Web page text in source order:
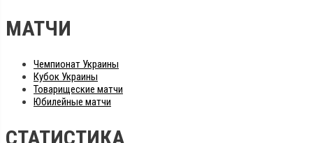
МАТЧИ
Чемпионат Украины
Кубок Украины
Товарищеские матчи
Юбилейные матчи
СТАТИСТИКА